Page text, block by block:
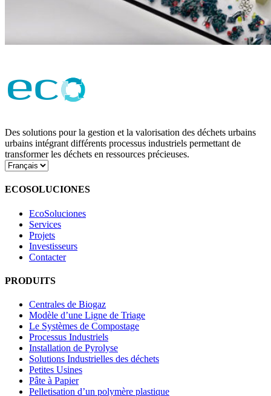
Des solutions pour la gestion et la valorisation des déchets urbains
urbains intégrant différents processus industriels permettant de
transformer les déchets en ressources précieuses.
Choisir
langue
ECOSOLUCIONES
EcoSoluciones
Services
Projets
Investisseurs
Contacter
PRODUITS
Centrales de Biogaz
Modèle d’une Ligne de Triage
Le Systèmes de Compostage
Processus Industriels
Installation de Pyrolyse
Solutions Industrielles des déchets
Petites Usines
Pâte à Papier
Pelletisation d’un polymère plastique